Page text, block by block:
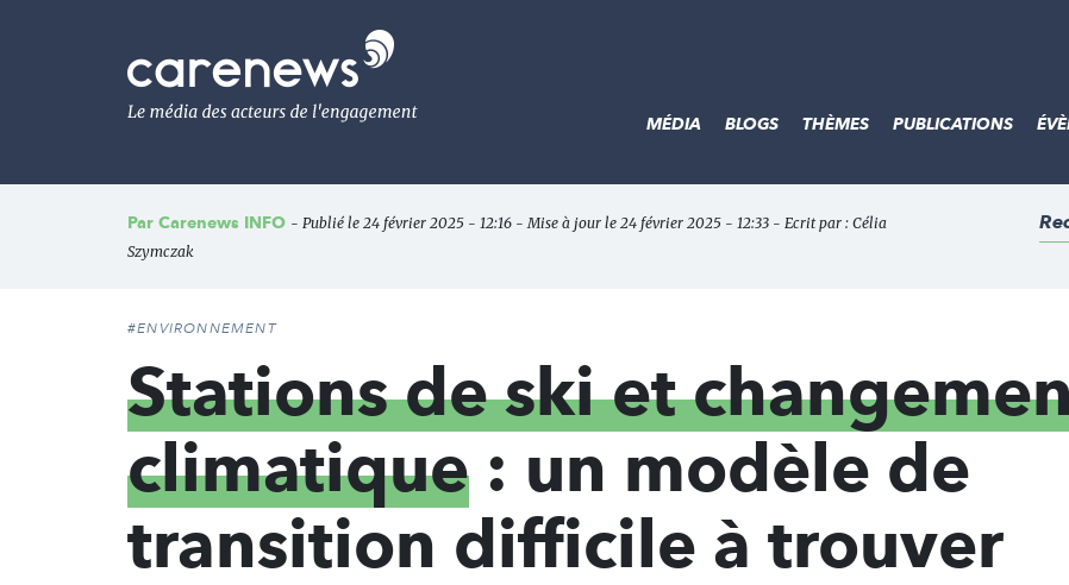
Le
média
de
l'engagement
MÉDIA BLOGS THÈMES PUBLICATIONS
Par Carenews INFO - Publié le 24 février 2025 - 12:16 - Mise à jour le 24 février 2025 - 12:33 - Ecrit par : Célia
Szymczak
#ENVIRONNEMENT
Stations de ski et
climatique : un modèle de
transition difficile à trouver